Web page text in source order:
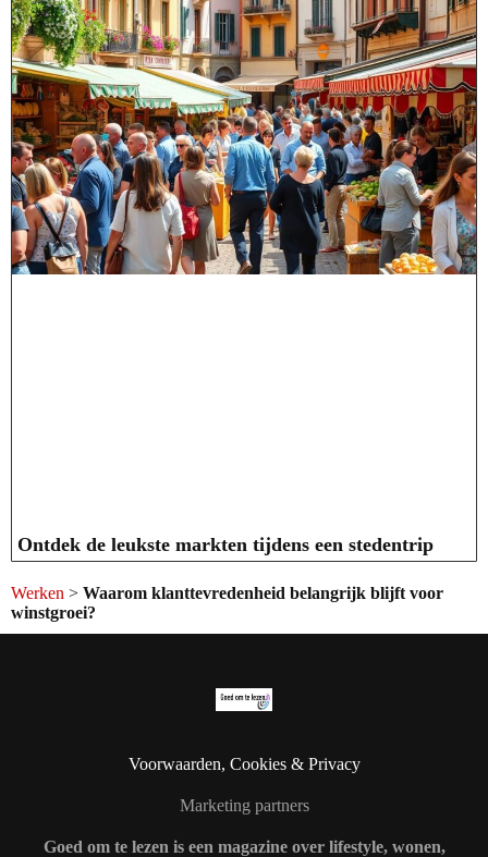
Ontdek de leukste markten tijdens een stedentrip
Werken > Waarom klanttevredenheid belangrijk blijft voor
winstgroei?
Voorwaarden, Cookies & Privacy
Marketing partners
Goed om te lezen is een magazine over lifestyle, wonen,